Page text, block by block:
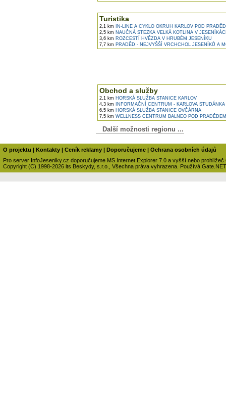
Turistika
2,1 km IN-LINE A CYKLO OKRUH KARLOV POD
2,5 km NAUČNÁ STEZKA VELKÁ KOTLINA V
3,6 km ROZCESTÍ HVĚZDA V HRUBÉM JESENÍKU
7,7 km PRADĚD - NEJVYŠŠÍ VRCHCHOL JESENÍKŮ A
Obchod a služby
2,1 km HORSKÁ SLUŽBA STANICE KARLOV
4,3 km INFORMAČNÍ CENTRUM - KARLOVA STUDÁNKA
6,5 km HORSKÁ SLUŽBA STANICE OVČÁRNA
7,5 km WELLNESS CENTRUM BALNEO POD PRADĚDEM
Další možnosti regionu ...
O projektu | Kontakty | Ceník reklamy | Doporučujeme | Ochrana osobních údajů
Pro server InfoJeseniky.cz doporučujeme MS Internet Explorer 7.0 a vyšší nebo prohlížeč
Copyright (C) 1998-2026 its Beskydy, s.r.o., Všechna práva vyhrazena. Používá